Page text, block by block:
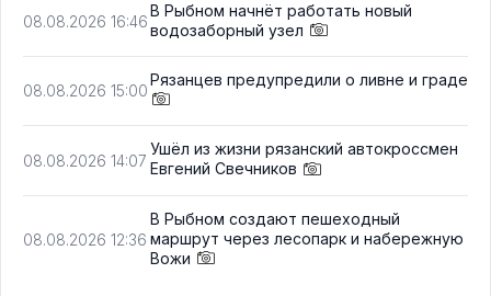
08.08.2026 16:46
В Рыбном начнёт работать новый
водозаборный узел
08.08.2026 15:00
Рязанцев предупредили о ливне и граде
08.08.2026 14:07
Ушёл из жизни рязанский автокроссмен
Евгений Свечников
08.08.2026 12:36
В Рыбном создают пешеходный
маршрут через лесопарк и набережную
Вожи